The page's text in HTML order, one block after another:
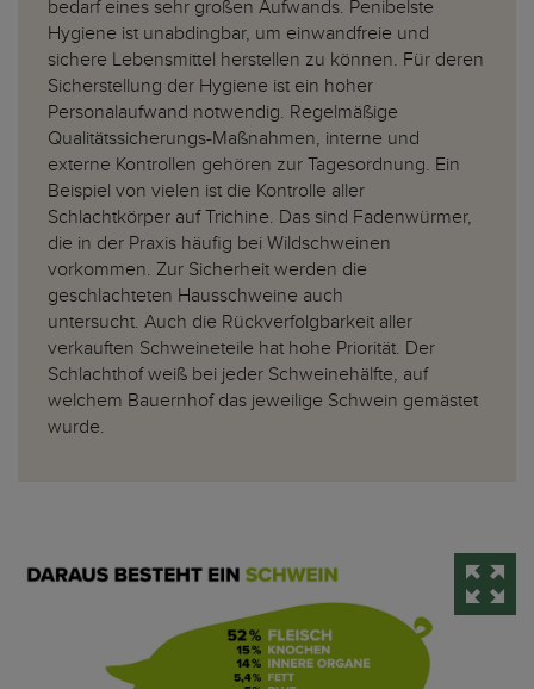
bedarf eines sehr großen Aufwands. Penibelste
Hygiene ist unabdingbar, um einwandfreie und
sichere Lebensmittel herstellen zu können. Für deren
Sicherstellung der Hygiene ist ein hoher
Personalaufwand notwendig. Regelmäßige
Qualitätssicherungs-Maßnahmen, interne und
externe Kontrollen gehören zur Tagesordnung. Ein
Beispiel von vielen ist die Kontrolle aller
Schlachtkörper auf Trichine. Das sind Fadenwürmer,
die in der Praxis häufig bei Wildschweinen
vorkommen. Zur Sicherheit werden die
geschlachteten Hausschweine auch
untersucht. Auch die Rückverfolgbarkeit aller
verkauften Schweineteile hat hohe Priorität. Der
Schlachthof weiß bei jeder Schweinehälfte, auf
welchem Bauernhof das jeweilige Schwein gemästet
wurde.